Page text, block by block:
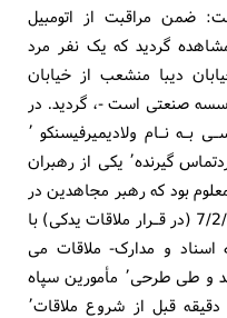
ذیل است: ضمن مراقبت از اتومبیل
شوروی٬ در مورخه 5/2/58 مشاهده گردید که یک نفر مرد
دیبا منشعب از خیابان
مؤسسه صنعتی است -، گردید. در
بررسی بعدی مشخّص شد که مرد روسـی بـه نـام ولادیمیرفیسنکو ٬
دبیراول سفارت شوروی می باشد و مردتماس گیرنده٬ یکی از رهبران
بود که رهبر مجاهدین در
ساعت 00/17 مورخه 6/2/58 و یا 7/2/58 (در قـرار ملاقات یدکی) با
اسناد و مدارک- ملاقات می
نماید٬ لذا بررسی های لازم به عمل آمد و طی طرحی٬ مأمورین سپاه
پاسداران انقلاب هدایت شدند که 5 دقیقه قبل از شروع ملاقات٬